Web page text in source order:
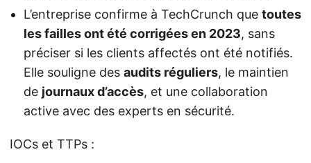
L’entreprise confirme à TechCrunch que toutes
les failles ont été corrigées en 2023, sans
préciser si les clients affectés ont été notifiés.
Elle souligne des audits réguliers, le maintien
de journaux d’accès, et une collaboration
active avec des experts en sécurité.
IOCs et TTPs :